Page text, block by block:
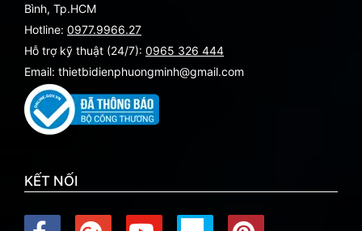
Bình, Tp.HCM
Hotline: 0977.9966.27
Hỗ trợ kỹ thuật (24/7): 0965 326 444
Email: thietbidienphuongminh@gmail.com
KẾT NỐI